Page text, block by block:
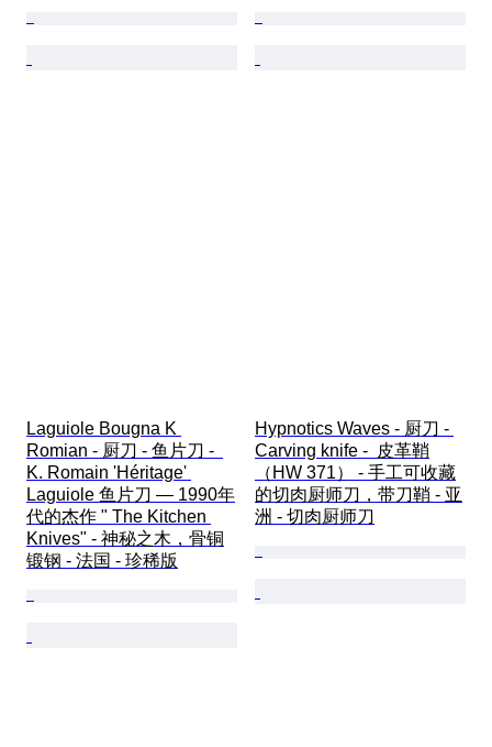
Laguiole Bougna K
Romian - 厨刀 - 鱼片刀 -
K. Romain 'Héritage'
Laguiole 鱼片刀 — 1990年
代的杰作 " The Kitchen
Knives" - 神秘之木，骨铜
锻钢 - 法国 - 珍稀版
Hypnotics Waves - 厨刀 -
Carving knife -  皮革鞘
（HW 371） - 手工可收藏
的切肉厨师刀，带刀鞘 - 亚
洲 - 切肉厨师刀